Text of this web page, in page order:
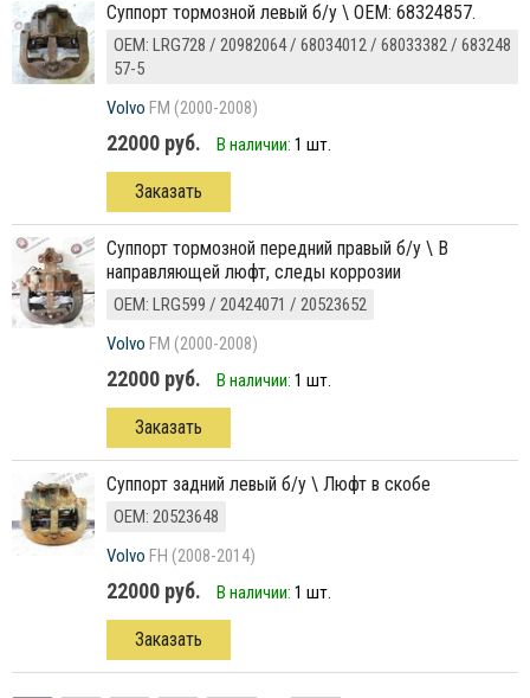
суппорт тормозной левый б/у \ ОЕМ: 68324857.
ОЕМ: LRG728 / 20982064 / 68034012 / 68033382 / 683248
57-5
Volvo FM (2000-2008)
22000 руб. В наличии: 1 шт.
Заказать
суппорт тормозной передний правый б/у \ В
направляющей люфт, следы коррозии
ОЕМ: LRG599 / 20424071 / 20523652
Volvo FM (2000-2008)
22000 руб. В наличии: 1 шт.
Заказать
Суппорт задний левый б/у \ Люфт в скобе
ОЕМ: 20523648
Volvo FH (2008-2014)
22000 руб. В наличии: 1 шт.
Заказать